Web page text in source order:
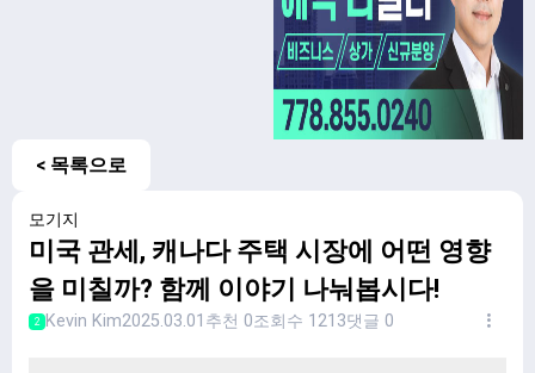
< 목록으로
모기지
미국 관세, 캐나다 주택 시장에 어떤 영향
을 미칠까? 함께 이야기 나눠봅시다!
2 Kevin Kim2025.03.01 추천 0조회수 1213댓글 0